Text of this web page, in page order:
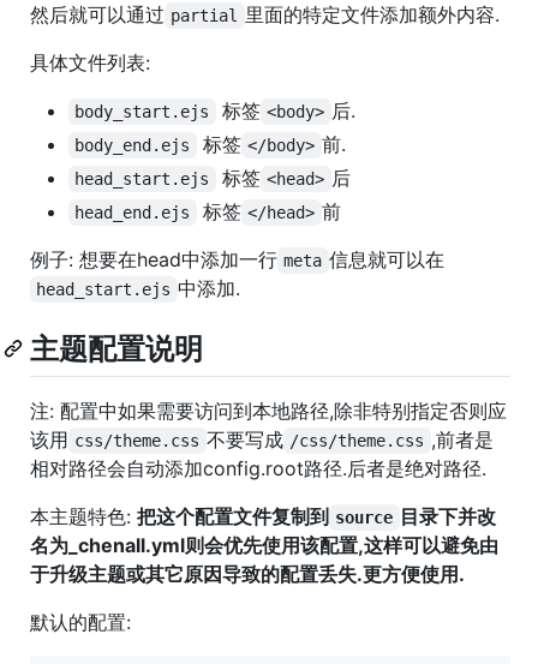
然后就可以通过 partial
里面的特定文件添加额外内容.
具体文件列表:
body_start.ejs 标签 <body> 后.
body_end.ejs 标签 </body> 前.
head_start.ejs 标签 <head> 后
head_end.ejs 标签 </head> 前
例子: 想要在head中添加一行 meta 信息就可以在
head_start.ejs 中添加.
主题配置说明
注: 配置中如果需要访问到本地路径,除非特别指定否则应
该用 css/theme.css 不要写成 /css/theme.css ,前者是
相对路径会自动添加config.root路径.后者是绝对路径.
本主题特色: 把这个配置文件复制到 source 目录下并改
名为_chenall.yml则会优先使用该配置,这样可以避免由
于升级主题或其它原因导致的配置丢失.更方便使用.
默认的配置: